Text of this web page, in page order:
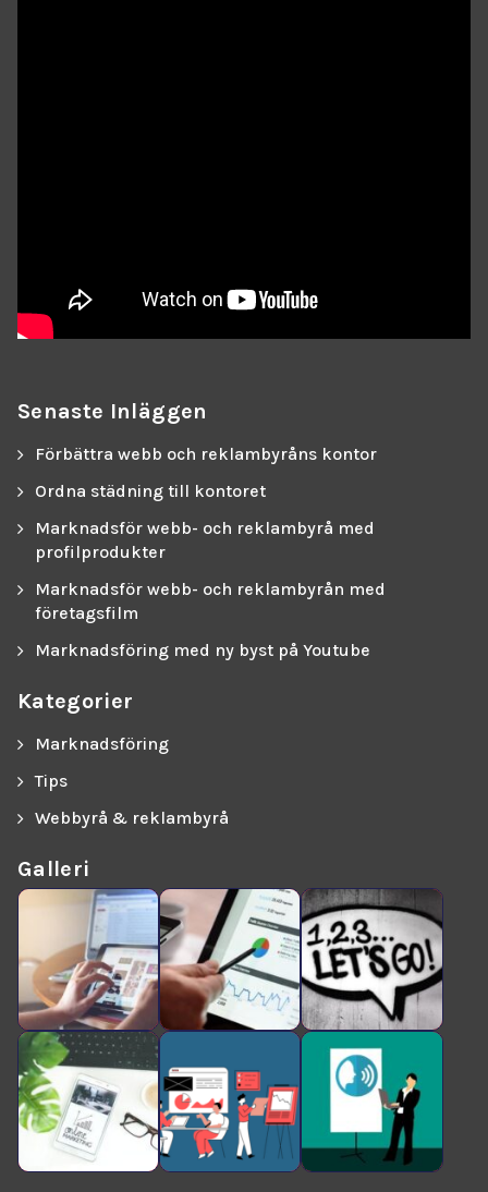
Senaste Inläggen
Förbättra webb och reklambyråns kontor
Ordna städning till kontoret
Marknadsför webb- och reklambyrå med
profilprodukter
Marknadsför webb- och reklambyrån med
företagsfilm
Marknadsföring med ny byst på Youtube
Kategorier
Marknadsföring
Tips
Webbyrå & reklambyrå
Galleri